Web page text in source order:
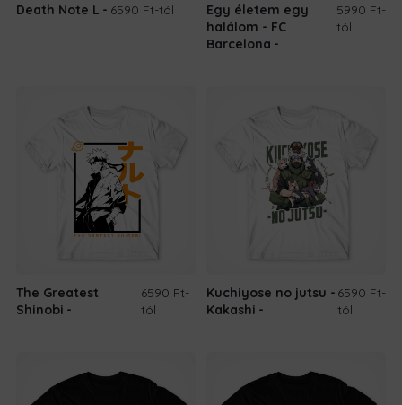
Death Note L 6590 Ft-tól
Egy életem egy
halálom - FC
Barcelona
5990 Ft-
tól
The Greatest
Shinobi
6590 Ft-
tól
Kuchiyose no jutsu -
Kakashi
6590 Ft-
tól